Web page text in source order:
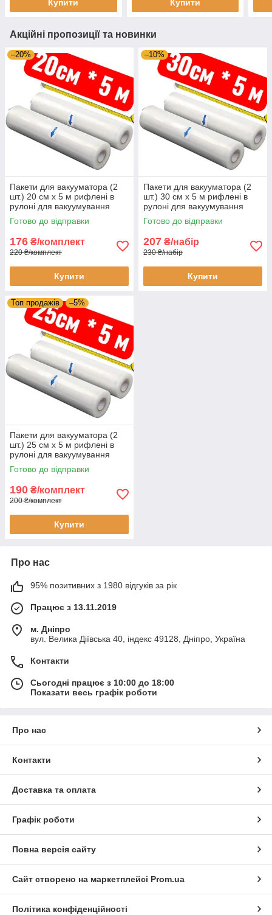
Купити Купити
Акційні пропозиції та новинки
–20%
Пакети для вакууматора (2
шт.) 20 см x 5 м рифлені в
рулоні для вакуумування
харчових продуктів
Готово до відправки
176 ₴/комплект
220 ₴/комплект
Купити
–10%
Пакети для вакууматора (2
шт.) 30 см x 5 м рифлені в
рулоні для вакуумування
харчових продуктів
Готово до відправки
207 ₴/набір
230 ₴/набір
Купити
Топ продажів –5%
Пакети для вакууматора (2
шт.) 25 см x 5 м рифлені в
рулоні для вакуумування
харчових продуктів
Готово до відправки
190 ₴/комплект
200 ₴/комплект
Купити
Про нас
95% позитивних з 1980 відгуків за рік
Працює з 13.11.2019
м. Дніпро
вул. Велика Діївська 40, індекс 49128, Дніпро, Україна
Контакти
Сьогодні працює з 10:00 до 18:00
Показати весь графік роботи
Про нас
Контакти
Доставка та оплата
Графік роботи
Повна версія сайту
Сайт створено на маркетплейсі Prom.ua
Політика конфіденційності